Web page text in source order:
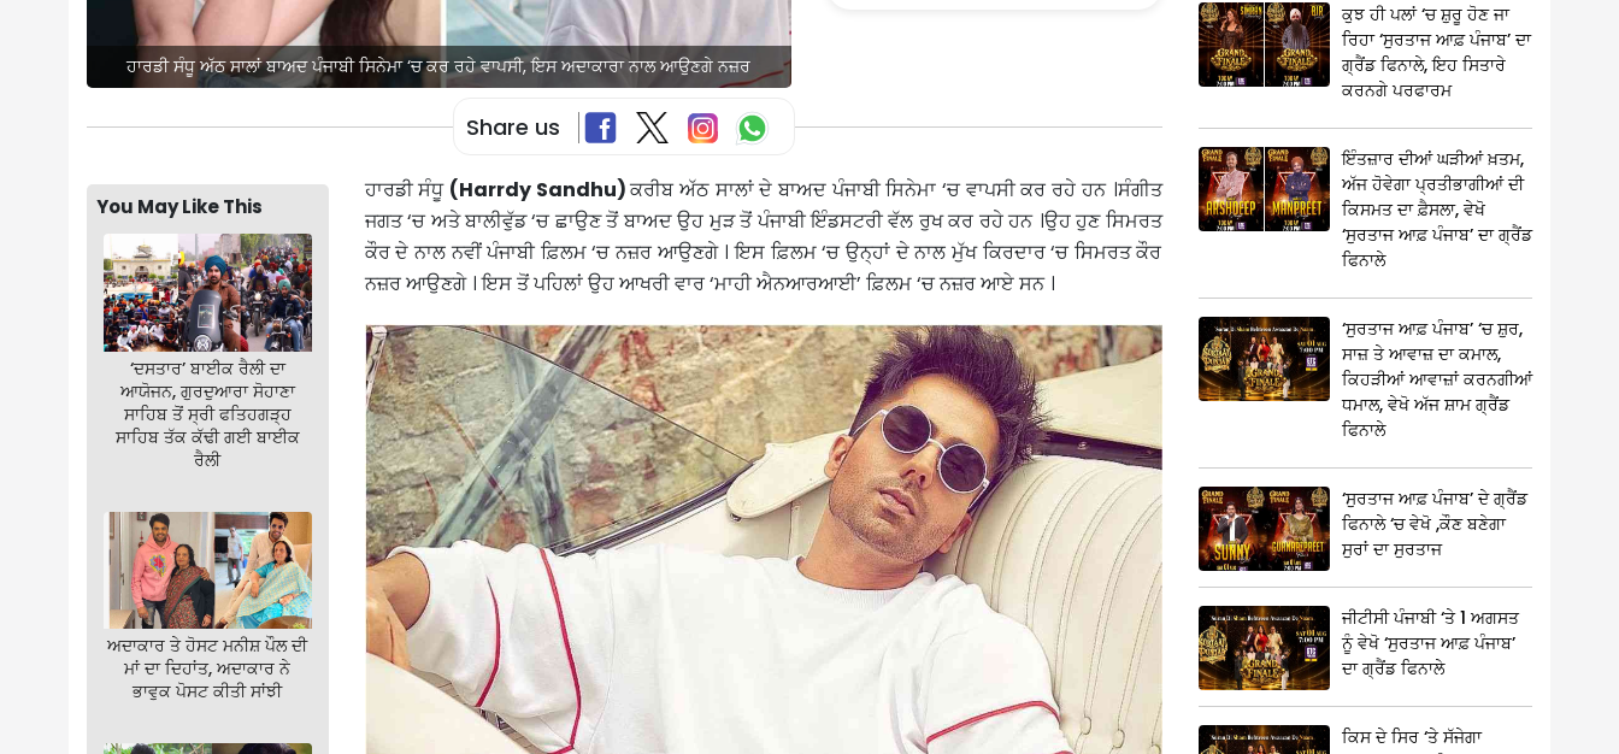
ਹਾਰਡੀ ਸੰਧੂ ਅੱਠ ਸਾਲਾਂ ਬਾਅਦ ਪੰਜਾਬੀ ਸਿਨੇਮਾ ‘ਚ ਕਰ ਰਹੇ ਵਾਪਸੀ, ਇਸ ਅਦਾਕਾਰਾ ਨਾਲ ਆਉਣਗੇ ਨਜ਼ਰ
Share us
You May Like This
‘ਦਸਤਾਰ’ ਬਾਈਕ ਰੈਲੀ ਦਾ
ਆਯੋਜਨ, ਗੁਰਦੁਆਰਾ ਸੋਹਾਣਾ
ਸਾਹਿਬ ਤੋਂ ਸ੍ਰੀ ਫਤਿਹਗੜ੍ਹ
ਸਾਹਿਬ ਤੱਕ ਕੱਢੀ ਗਈ ਬਾਈਕ
ਰੈਲੀ
ਅਦਾਕਾਰ ਤੇ ਹੋਸਟ ਮਨੀਸ਼ ਪੌਲ ਦੀ
ਮਾਂ ਦਾ ਦਿਹਾਂਤ, ਅਦਾਕਾਰ ਨੇ
ਭਾਵੁਕ ਪੋਸਟ ਕੀਤੀ ਸਾਂਝੀ
ਹਾਰਡੀ ਸੰਧੂ (Harrdy Sandhu)ਕਰੀਬ ਅੱਠ ਸਾਲਾਂ ਦੇ ਬਾਅਦ ਪੰਜਾਬੀ ਸਿਨੇਮਾ ‘ਚ ਵਾਪਸੀ ਕਰ ਰਹੇ ਹਨ ।ਸੰਗੀਤ
ਜਗਤ ‘ਚ ਅਤੇ ਬਾਲੀਵੁੱਡ ‘ਚ ਛਾਉਣ ਤੋਂ ਬਾਅਦ ਉਹ ਮੁੜ ਤੋਂ ਪੰਜਾਬੀ ਇੰਡਸਟਰੀ ਵੱਲ ਰੁਖ ਕਰ ਰਹੇ ਹਨ ।ਉਹ ਹੁਣ ਸਿਮਰਤ
ਕੌਰ ਦੇ ਨਾਲ ਨਵੀਂ ਪੰਜਾਬੀ ਫ਼ਿਲਮ ‘ਚ ਨਜ਼ਰ ਆਉਣਗੇ । ਇਸ ਫ਼ਿਲਮ ‘ਚ ਉਨ੍ਹਾਂ ਦੇ ਨਾਲ ਮੁੱਖ ਕਿਰਦਾਰ ‘ਚ ਸਿਮਰਤ ਕੌਰ
ਨਜ਼ਰ ਆਉਣਗੇ । ਇਸ ਤੋਂ ਪਹਿਲਾਂ ਉਹ ਆਖਰੀ ਵਾਰ ‘ਮਾਹੀ ਐਨਆਰਆਈ’ ਫ਼ਿਲਮ ‘ਚ ਨਜ਼ਰ ਆਏ ਸਨ ।
ਕੁਝ ਹੀ ਪਲਾਂ ‘ਚ ਸ਼ੁਰੂ ਹੋਣ ਜਾ
ਰਿਹਾ ‘ਸੁਰਤਾਜ ਆਫ਼ ਪੰਜਾਬ’ ਦਾ
ਗ੍ਰੈਂਡ ਫਿਨਾਲੇ, ਇਹ ਸਿਤਾਰੇ
ਕਰਨਗੇ ਪਰਫਾਰਮ
ਇੰਤਜ਼ਾਰ ਦੀਆਂ ਘੜੀਆਂ ਖ਼ਤਮ,
ਅੱਜ ਹੋਵੇਗਾ ਪ੍ਰਤੀਭਾਗੀਆਂ ਦੀ
ਕਿਸਮਤ ਦਾ ਫ਼ੈਸਲਾ, ਵੇਖੋ
‘ਸੁਰਤਾਜ ਆਫ਼ ਪੰਜਾਬ’ ਦਾ ਗ੍ਰੈਂਡ
ਫਿਨਾਲੇ
‘ਸੁਰਤਾਜ ਆਫ਼ ਪੰਜਾਬ’ ‘ਚ ਸ਼ੁਰ,
ਸਾਜ਼ ਤੇ ਆਵਾਜ਼ ਦਾ ਕਮਾਲ,
ਕਿਹੜੀਆਂ ਆਵਾਜ਼ਾਂ ਕਰਨਗੀਆਂ
ਧਮਾਲ, ਵੇਖੋ ਅੱਜ ਸ਼ਾਮ ਗ੍ਰੈਂਡ
ਫਿਨਾਲੇ
‘ਸੁਰਤਾਜ ਆਫ਼ ਪੰਜਾਬ’ ਦੇ ਗ੍ਰੈਂਡ
ਫਿਨਾਲੇ ‘ਚ ਵੇਖੋ ,ਕੌਣ ਬਣੇਗਾ
ਸੁਰਾਂ ਦਾ ਸੁਰਤਾਜ
ਜੀਟੀਸੀ ਪੰਜਾਬੀ ‘ਤੇ 1 ਅਗਸਤ
ਨੂੰ ਵੇਖੋ ‘ਸੁਰਤਾਜ ਆਫ਼ ਪੰਜਾਬ’
ਦਾ ਗ੍ਰੈਂਡ ਫਿਨਾਲੇ
ਕਿਸ ਦੇ ਸਿਰ ‘ਤੇ ਸੱਜੇਗਾ